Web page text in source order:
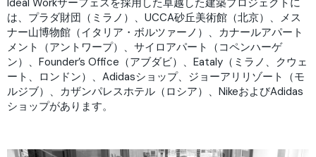
は、プラダ財団（ミラノ）、UCCA砂丘美術館（北京）、メス
ナー山博物館（イタリア・ボルツァーノ）、カナールアパート
メント（アントワープ）、サイロアパート（コペンハーゲ
ン）、Founder’s Office（アブダビ）、Eataly（ミラノ、クウェ
ート、ロンドン）、Adidasショップ、ジョーアリリゾート（モ
ルジブ）、カザンパレスホテル（ロシア）、NikeおよびAdidas
ショップがあります。